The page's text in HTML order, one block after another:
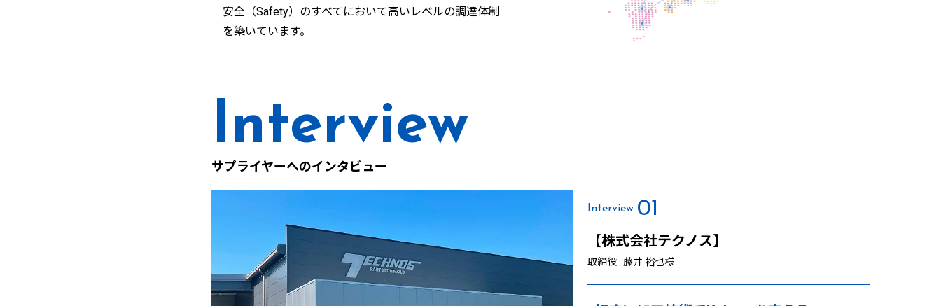
安全（Safety）のすべてにおいて高いレベルの調達体制
を築いています。
サプライヤーへのインタビュー
Interview 01
【株式会社テクノス】
取締役 : 藤井 裕也様